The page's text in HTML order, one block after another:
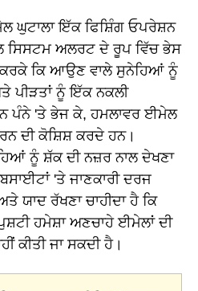
ਘੁਟਾਲਾ ਇੱਕ ਫਿਸ਼ਿੰਗ ਓਪਰੇਸ਼ਨ
ਅਲਰਟ ਦੇ ਰੂਪ ਵਿੱਚ ਭੇਸ
ਕਰਕੇ ਕਿ ਆਉਣ ਵਾਲੇ ਸੁਨੇਹਿਆਂ ਨੂੰ
ਪੀੜਤਾਂ ਨੂੰ ਇੱਕ ਨਕਲੀ
ਪੰਨੇ 'ਤੇ ਭੇਜ ਕੇ, ਹਮਲਾਵਰ ਈਮੇਲ
ਦੀ ਕੋਸ਼ਿਸ਼ ਕਰਦੇ ਹਨ।
ਨੂੰ ਸ਼ੱਕ ਦੀ ਨਜ਼ਰ ਨਾਲ ਦੇਖਣਾ
'ਤੇ ਜਾਣਕਾਰੀ ਦਰਜ
ਯਾਦ ਰੱਖਣਾ ਚਾਹੀਦਾ ਹੈ ਕਿ
ਹਮੇਸ਼ਾ ਅਣਚਾਹੇ ਈਮੇਲਾਂ ਦੀ
ਕੀਤੀ ਜਾ ਸਕਦੀ ਹੈ।